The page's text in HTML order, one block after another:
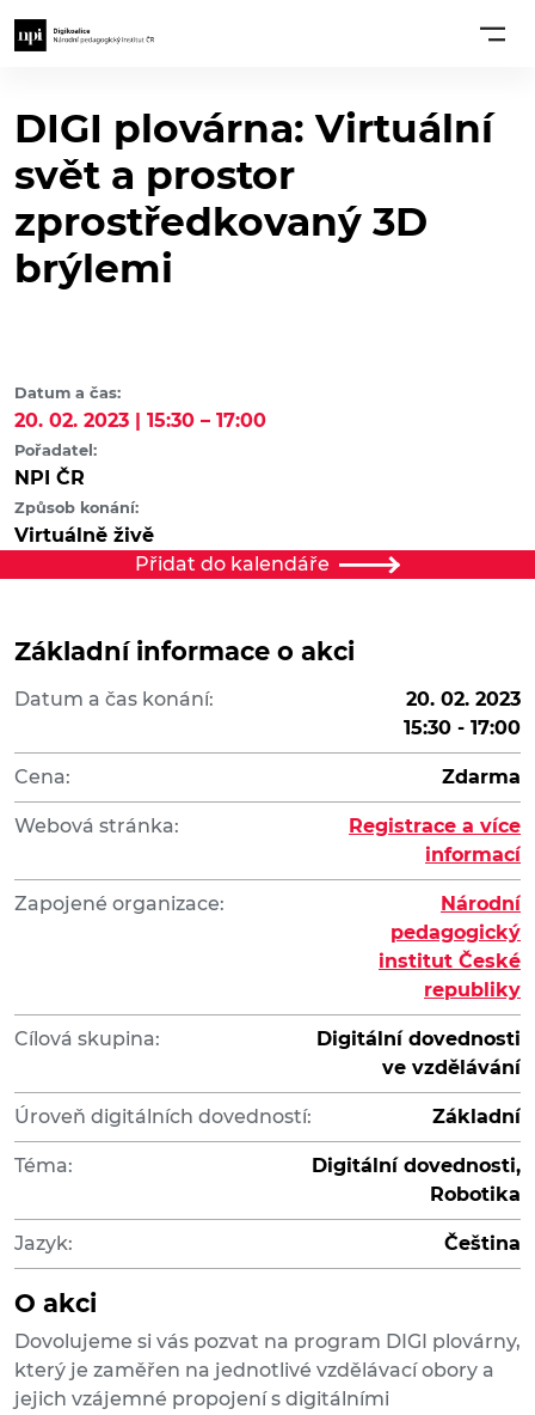
DIGI plovárna: Virtuální
svět a prostor
zprostředkovaný 3D
brýlemi
Datum a čas:
20. 02. 2023 | 15:30 – 17:00
Pořadatel:
NPI ČR
Způsob konání:
Virtuálně živě
Přidat do kalendáře
Základní informace o akci
Datum a čas konání:
20. 02. 2023
15:30 - 17:00
Cena: Zdarma
Webová stránka:
Registrace a více
informací
Zapojené organizace:
Národní
pedagogický
institut České
republiky
Cílová skupina:
Digitální dovednosti
ve vzdělávání
Úroveň digitálních dovedností: Základní
Téma:
Digitální dovednosti,
Robotika
Jazyk: Čeština
O akci
Dovolujeme si vás pozvat na program DIGI plovárny,
který je zaměřen na jednotlivé vzdělávací obory a
jejich vzájemné propojení s digitálními